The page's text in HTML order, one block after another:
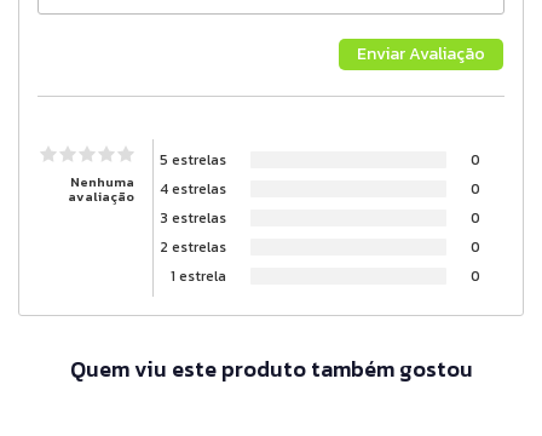
Nenhuma
avaliação
5 estrelas
0
4 estrelas
0
3 estrelas
0
2 estrelas
0
1 estrela
0
Quem viu este produto também gostou